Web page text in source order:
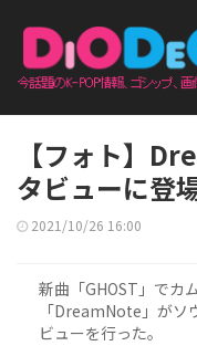
【フォト】
タビューに登
2021/10/26 16:00
新曲「GHOST」でカ
「DreamNote」がソ
ビューを行った。